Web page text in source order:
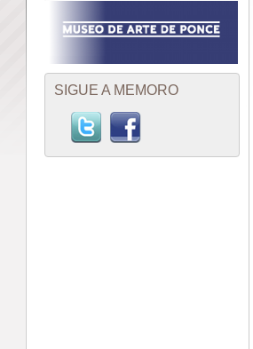
SIGUE A MEMORO